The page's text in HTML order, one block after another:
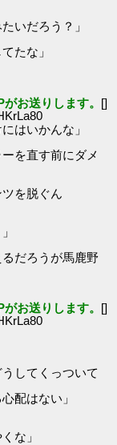
いだろう？」
たな」
お送りします。 []
はいかんな」
を直す前にダメ
を脱ぐん
だろうが馬鹿野
お送りします。 []
してくっついて
配はない」
な」